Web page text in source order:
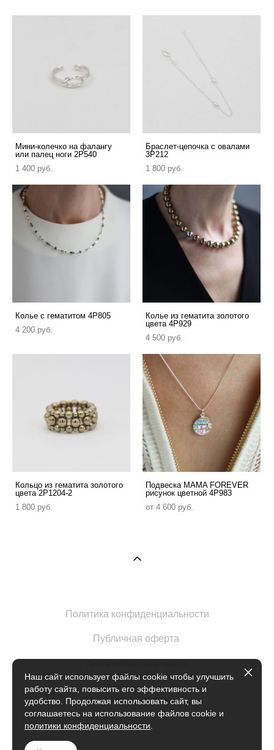
Мини-колечко на фалангу
или палец ноги 2P540
1 400 pуб.
Браслет-цепочка с овалами
3P212
1 800 pуб.
Колье с гематитом 4P805
4 200 pуб.
Колье из гематита золотого
цвета 4P929
4 500 pуб.
Кольцо из гематита золотого
цвета 2P1204-2
1 800 pуб.
Подвеска MAMA FOREVER
рисунок цветной 4P983
от 4 600 pуб.
Политика конфиденциальности
Публичная оферта
Москва Б.Кисловский переулок 1с2
ИП Марова Е.Е.
ИНН 504902735420
Наш сайт использует файлы cookie чтобы улучшить
работу сайта, повысить его эффективность и
удобство. Продолжая использовать сайт, вы
соглашаетесь на использование файлов cookie и
политики конфиденциальности